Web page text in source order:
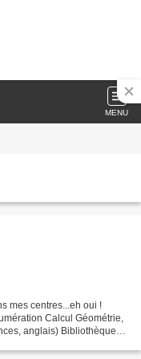
MENU
mes centres...eh oui !
Calcul Géométrie,
anglais) Bibliothèque